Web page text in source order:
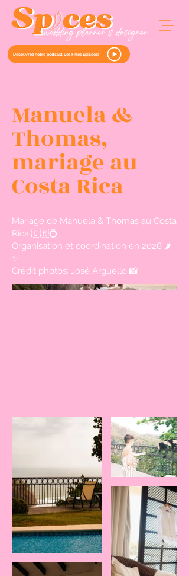
Découvrez notre podcast Les Filles Épicées!
Manuela &
Thomas,
mariage au
Costa Rica
Mariage de Manuela & Thomas au Costa
Rica 🇨🇷💍
Organisation et coordination en 2026 🌶️
✨
Crédit photos: José Arguello 📸